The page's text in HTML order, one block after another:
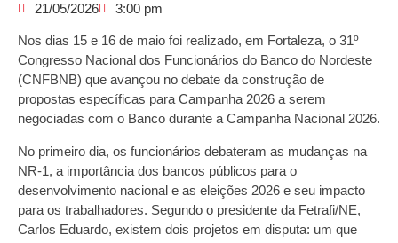
21/05/2026 3:00 pm
Nos dias 15 e 16 de maio foi realizado, em Fortaleza, o 31º
Congresso Nacional dos Funcionários do Banco do Nordeste
(CNFBNB) que avançou no debate da construção de
propostas específicas para Campanha 2026 a serem
negociadas com o Banco durante a Campanha Nacional 2026.
No primeiro dia, os funcionários debateram as mudanças na
NR-1, a importância dos bancos públicos para o
desenvolvimento nacional e as eleições 2026 e seu impacto
para os trabalhadores. Segundo o presidente da Fetrafi/NE,
Carlos Eduardo, existem dois projetos em disputa: um que